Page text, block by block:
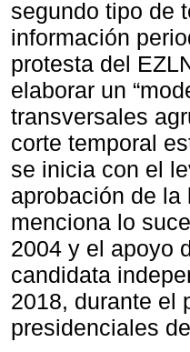
segundo tipo de
información
protesta del
elaborar un
transversales
corte temporal
se inicia con el
aprobación de
menciona lo
2004 y el apoyo
candidata
2018, durante el
presidenciales